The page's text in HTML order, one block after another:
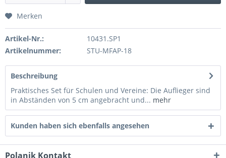
Merken
Artikel-Nr.:
10431.SP1
Artikelnummer:
STU-MFAP-18
Beschreibung
Praktisches Set für Schulen und Vereine: Die Auflieger sind
in Abständen von 5 cm angebracht und... mehr
Kunden haben sich ebenfalls angesehen
Polanik Kontakt